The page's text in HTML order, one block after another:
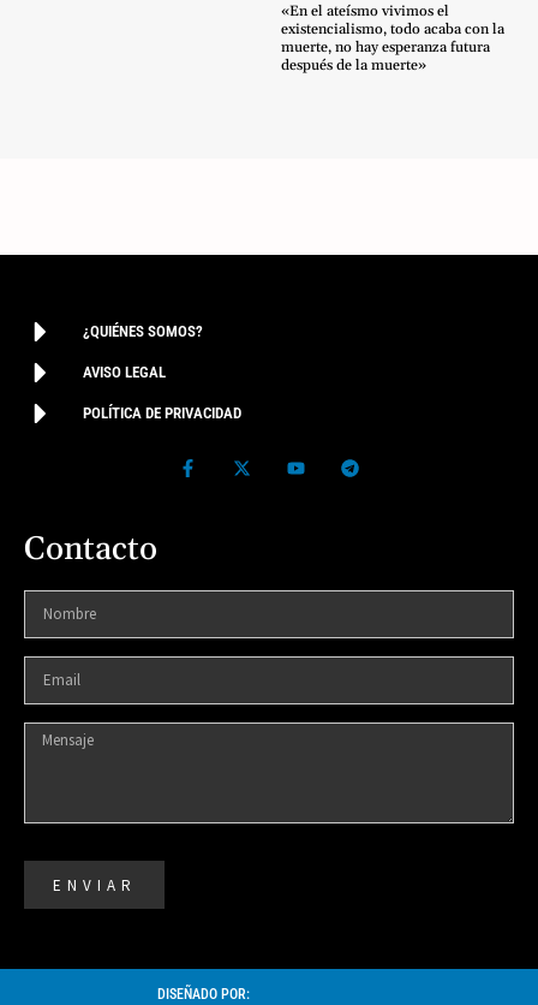
«En el ateísmo vivimos el
existencialismo, todo acaba con la
muerte, no hay esperanza futura
después de la muerte»
¿QUIÉNES SOMOS?
AVISO LEGAL
POLÍTICA DE PRIVACIDAD
Contacto
ENVIAR
DISEÑADO POR: